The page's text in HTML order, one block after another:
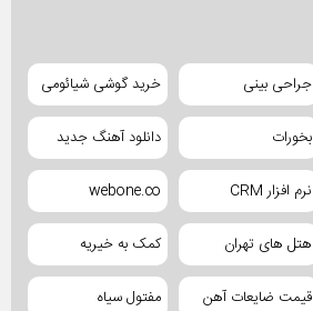
جراحی بینی خرید گوشی شیائومی
بخورات دانلود آهنگ جدید
نرم افزار CRM webone.co
هتل های تهران کمک به خیریه
قیمت ضایعات آهن مفتول سیاه